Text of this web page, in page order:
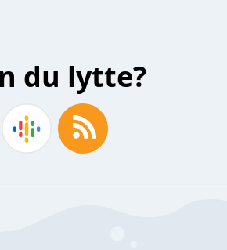
du lytte?